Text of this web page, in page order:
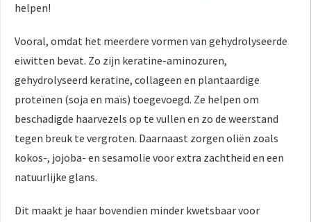
helpen!
Vooral, omdat het meerdere vormen van gehydrolyseerde
eiwitten bevat. Zo zijn keratine-aminozuren,
gehydrolyseerd keratine, collageen en plantaardige
proteïnen (soja en maïs) toegevoegd. Ze helpen om
beschadigde haarvezels op te vullen en zo de weerstand
tegen breuk te vergroten. Daarnaast zorgen oliën zoals
kokos-, jojoba- en sesamolie voor extra zachtheid en een
natuurlijke glans.
Dit maakt je haar bovendien minder kwetsbaar voor